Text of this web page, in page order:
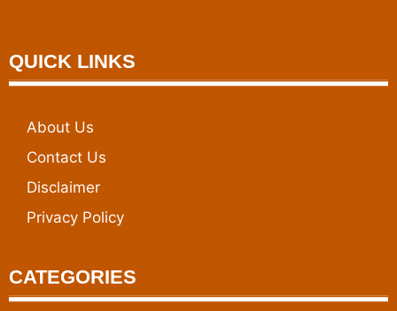
QUICK LINKS
About Us
Contact Us
Disclaimer
Privacy Policy
CATEGORIES